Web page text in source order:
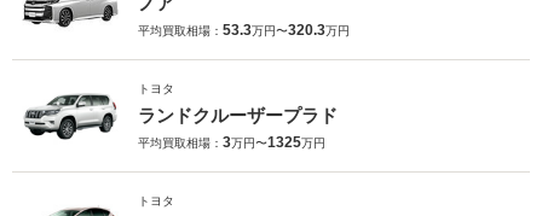
平均買取相場： 53.3万円〜320.3万円
トヨタ
ランドクルーザープラド
平均買取相場： 3万円〜1325万円
トヨタ